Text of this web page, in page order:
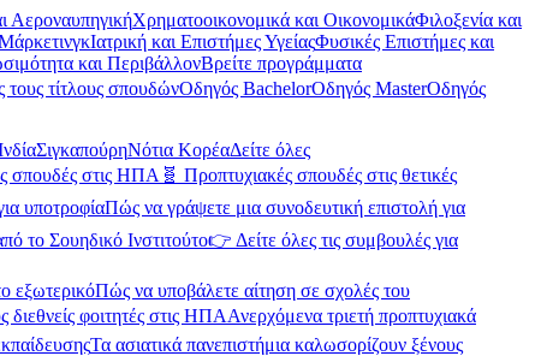
ΑεροναυπηγικήΧρηματοοικονομικά και ΟικονομικάΦιλοξενία και
Ιατρική και Επιστήμες ΥγείαςΦυσικές Επιστήμες και
και ΠεριβάλλονΒρείτε προγράμματα
τίτλους σπουδώνΟδηγός BachelorΟδηγός MasterΟδηγός
ΣιγκαπούρηΝότια ΚορέαΔείτε όλες
σπουδές στις ΗΠΑ 🧬 Προπτυχιακές σπουδές στις θετικές
υποτροφίαΠώς να γράψετε μια συνοδευτική επιστολή για
το Σουηδικό Ινστιτούτο👉 Δείτε όλες τις συμβουλές για
εξωτερικόΠώς να υποβάλετε αίτηση σε σχολές του
φοιτητές στις ΗΠΑΑνερχόμενα τριετή προπτυχιακά
Τα ασιατικά πανεπιστήμια καλωσορίζουν ξένους